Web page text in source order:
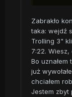
Zabrakło
taka: wejdź
Trolling 3"
7:22.
Bo
już
chciałem
Jestem zbyt